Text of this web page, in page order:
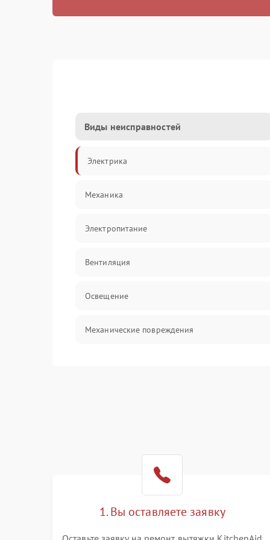
Виды неисправностей
Электрика
Механика
Электропитание
Вентиляция
Освещение
Механические повреждения
1. Вы оставляете заявку